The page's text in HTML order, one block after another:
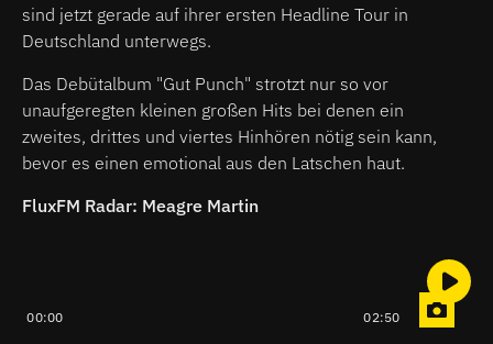
sind jetzt gerade auf ihrer ersten Headline Tour in
Deutschland unterwegs.
Das Debütalbum "Gut Punch" strotzt nur so vor
unaufgeregten kleinen großen Hits bei denen ein
zweites, drittes und viertes Hinhören nötig sein kann,
bevor es einen emotional aus den Latschen haut.
FluxFM Radar: Meagre Martin
00:00 02:50